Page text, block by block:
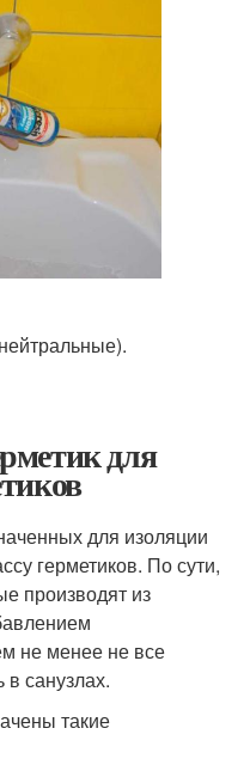
для
для изоляции
герметиков. По сути,
производят из
не менее не все
в санузлах.
такие